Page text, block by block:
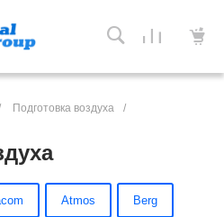
Подготовка воздуха
/
Atmos Berg